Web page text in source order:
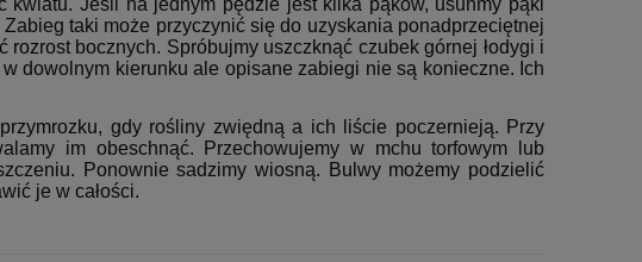
taki może przyczynić się do uzyskania ponadprzeciętnej
bocznych. Spróbujmy uszczknąć czubek górnej łodygi i
dowolnym kierunku ale opisane zabiegi nie są konieczne. Ich
gdy rośliny zwiędną a ich liście poczernieją. Przy
im obeschnąć. Przechowujemy w mchu torfowym lub
Ponownie sadzimy wiosną. Bulwy możemy podzielić
je w całości.